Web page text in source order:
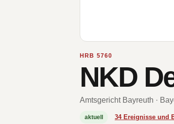
HRB 5760
NKD
Amtsgericht Bayreuth ·
aktuell 34 Ereignisse und